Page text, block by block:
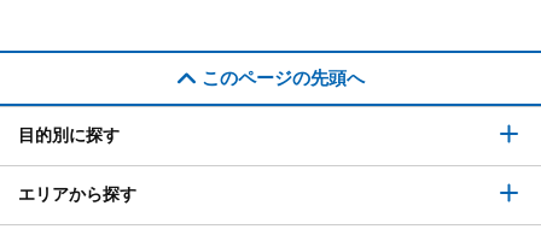
このページの先頭へ
目的別に探す
エリアから探す